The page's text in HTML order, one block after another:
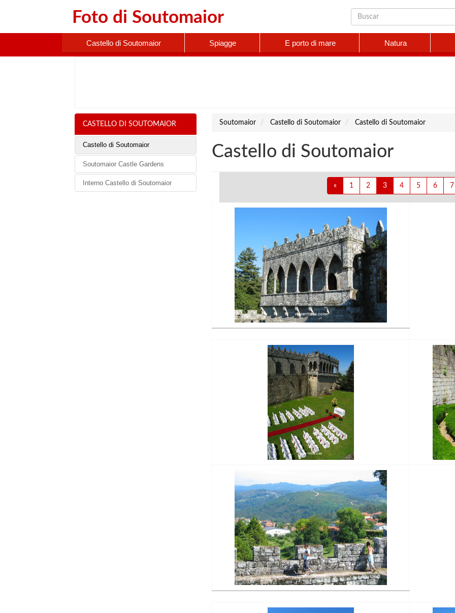
Foto di Soutomaior
Castello di Soutomaior Spiagge E porto di mare Natura
Soutomaior Castello di Soutomaior Castello di Soutomaior
Castello di Soutomaior
« 1 2 3 4 5 6 7
CASTELLO DI SOUTOMAIOR
Castello di Soutomaior
Soutomaior Castle Gardens
Interno Castello di Soutomaior